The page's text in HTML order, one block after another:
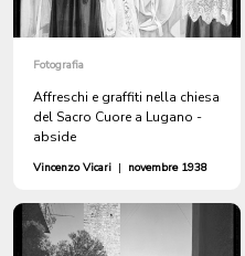
Fotografia
Affreschi e graffiti nella chiesa
del Sacro Cuore a Lugano -
abside
Vincenzo Vicari | novembre 1938